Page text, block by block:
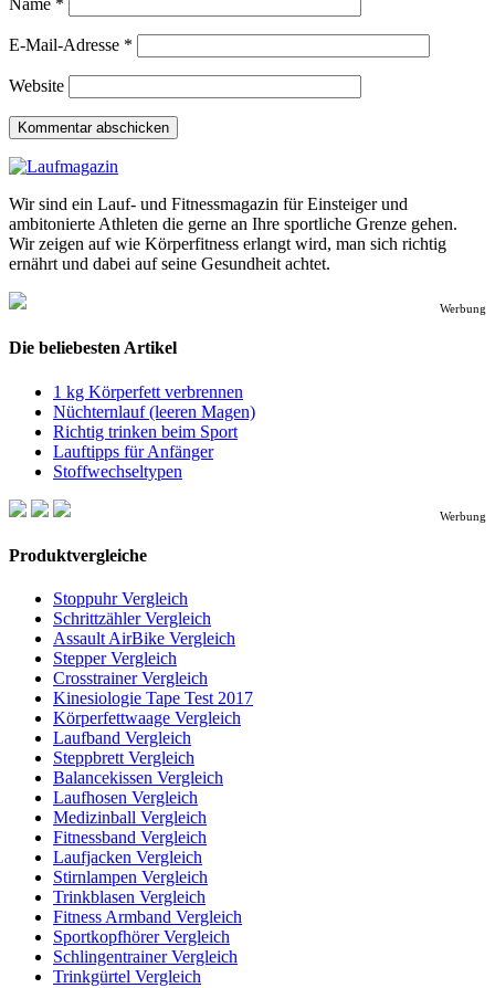
Name *
E-Mail-Adresse *
Website
Wir sind ein Lauf- und Fitnessmagazin für Einsteiger und
ambitonierte Athleten die gerne an Ihre sportliche Grenze gehen.
Wir zeigen auf wie Körperfitness erlangt wird, man sich richtig
ernährt und dabei auf seine Gesundheit achtet.
Werbung
Die beliebesten Artikel
1 kg Körperfett verbrennen
Nüchternlauf (leeren Magen)
Richtig trinken beim Sport
Lauftipps für Anfänger
Stoffwechseltypen
Werbung
Produktvergleiche
Stoppuhr Vergleich
Schrittzähler Vergleich
Assault AirBike Vergleich
Stepper Vergleich
Crosstrainer Vergleich
Kinesiologie Tape Test 2017
Körperfettwaage Vergleich
Laufband Vergleich
Steppbrett Vergleich
Balancekissen Vergleich
Laufhosen Vergleich
Medizinball Vergleich
Fitnessband Vergleich
Laufjacken Vergleich
Stirnlampen Vergleich
Trinkblasen Vergleich
Fitness Armband Vergleich
Sportkopfhörer Vergleich
Schlingentrainer Vergleich
Trinkgürtel Vergleich